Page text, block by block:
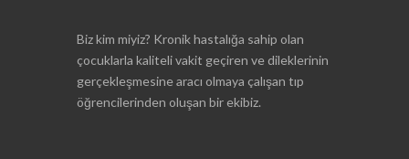
Biz kim miyiz? Kronik hastalığa sahip olan
çocuklarla kaliteli vakit geçiren ve dileklerinin
gerçekleşmesine aracı olmaya çalışan tıp
öğrencilerinden oluşan bir ekibiz.